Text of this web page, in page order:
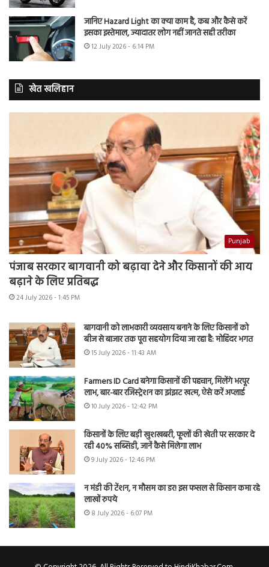
जानिए Hazard Light का क्या काम है, कब और कैसे करें
इसका इस्तेमाल, ज्यादातर लोग नहीं जानते सही तरीका
12 July 2026 - 6:14 PM
खेत खलिहान
Punjab
पंजाब सरकार बागवानी को बढ़ावा देने और किसानों की आय
बढ़ाने के लिए प्रतिबद्ध
24 July 2026 - 1:45 PM
बागवानी को लाभकारी व्यवसाय बनाने के लिए किसानों को
बीज से बाजार तक पूरा सहयोग दिया जा रहा है: मोहिंदर भगत
15 July 2026 - 11:43 AM
Farmers ID Card बनेगा किसानों की पहचान, मिलेंगे भरपूर
लाभ, बार-बार रजिस्ट्रेशन का झंझट खत्म, ऐसे करें अप्लाई
10 July 2026 - 12:42 PM
किसानों के लिए बड़ी खुशखबरी, फूलों की खेती पर सरकार दे
रही 40% सब्सिडी, जानें कैसे मिलेगा लाभ
9 July 2026 - 12:46 PM
न मंडी की टेंशन, न मौसम का डर! इस फसल से किसान कमा रहे
लाखों रुपये
8 July 2026 - 6:07 PM